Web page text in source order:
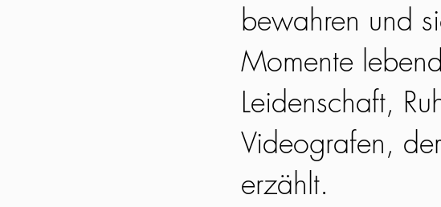
bewahren und
Momente
Leidenschaft,
Videografen,
erzählt.